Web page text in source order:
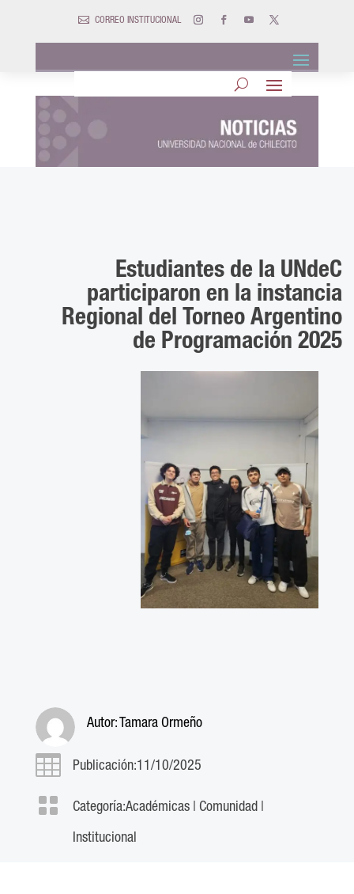
 CORREO INSTITUCIONAL
Estudiantes de la UNdeC
participaron en la instancia
Regional del Torneo Argentino
de Programación 2025
Autor: Tamara Ormeño
 Publicación:11/10/2025
 Categoría:Académicas| Comunidad
Institucional